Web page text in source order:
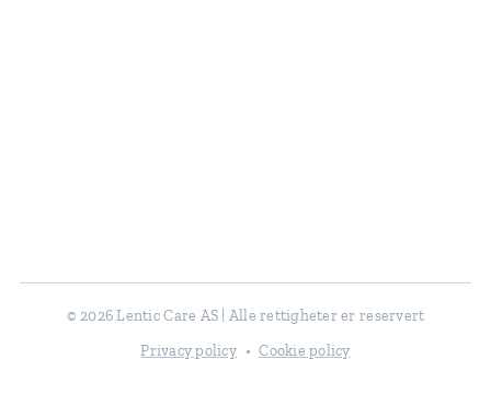
© 2026 Lentic Care AS | Alle rettigheter er reservert
Privacy policy
Cookie policy